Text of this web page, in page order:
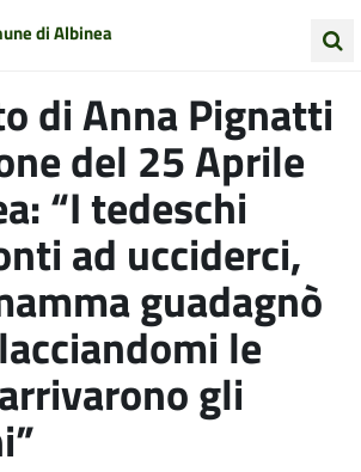
di Albinea
in Comune Vivi Albinea
Colline Matildiche
di Anna Pignatti
del 25 Aprile
“I tedeschi
ad ucciderci,
guadagnò
le
gli